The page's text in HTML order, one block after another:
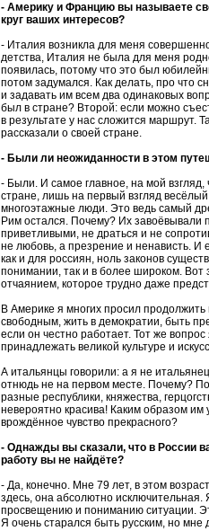
- Америку и Францию вы называете
круг ваших интересов?
- Италия возникла для меня
детства, Италия не была для меня
появилась, потому что это был
потом задумался. Как делать, про что
и задавать им всем два одинаковых
был в стране? Второй: если можно
в результате у нас сложится маршрут.
рассказали о своей стране.
- Были ли неожиданности в этом
- Были. И самое главное, на мой
стране, лишь на первый взгляд
многоэтажные люди. Это ведь самый
Рим остался. Почему? Их завоёвывали
приветливыми, не драться и не
не любовь, а презрение и ненависть.
как и для россиян, ноль законов
понимании, так и в более широком. Вот
отчаянием, которое трудно даже
В Америке я многих просил
свободным, жить в демократии, быть
если он честно работает. Тот же
принадлежать великой культуре и
А итальянцы говорили: а я не
отнюдь не на первом месте. Почему?
разные республики, княжества,
невероятно красива! Каким образом им
врождённое чувство прекрасного?
- Однажды вы сказали, что в России
работу вы не найдёте?
- Да, конечно. Мне 79 лет, в этом
здесь, она абсолютно исключительная.
просвещению и пониманию ситуации.
Я очень старался быть русским, но